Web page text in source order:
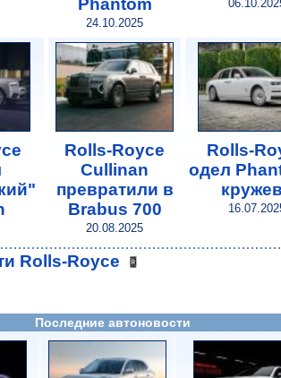
Phantom
24.10.2025
Rolls-Royce
Cullinan
превратили в
Brabus 700
20.08.2025
Rolls-
одел
Rolls-Royce
Последние автоновости